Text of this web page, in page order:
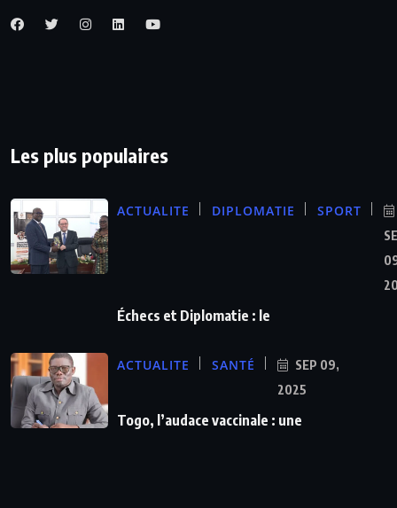
Les plus populaires
ACTUALITE DIPLOMATIE SPORT
Échecs et Diplomatie : le
ACTUALITE SANTÉ
SEP 09,
2025
Togo, l’audace vaccinale : une